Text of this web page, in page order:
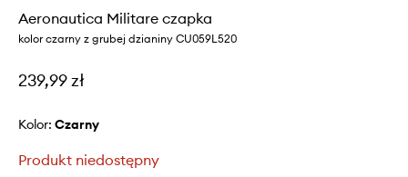
Aeronautica Militare czapka
kolor czarny z grubej dzianiny CU059L520
239,99 zł
Kolor: czarny
Produkt niedostępny